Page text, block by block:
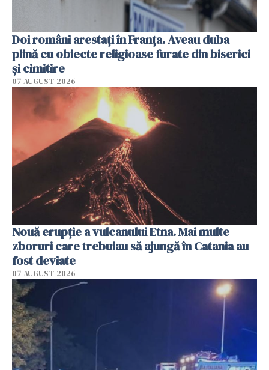
Doi români arestați în Franța. Aveau duba
plină cu obiecte religioase furate din biserici
și cimitire
07 AUGUST 2026
Nouă erupție a vulcanului Etna. Mai multe
zboruri care trebuiau să ajungă în Catania au
fost deviate
07 AUGUST 2026